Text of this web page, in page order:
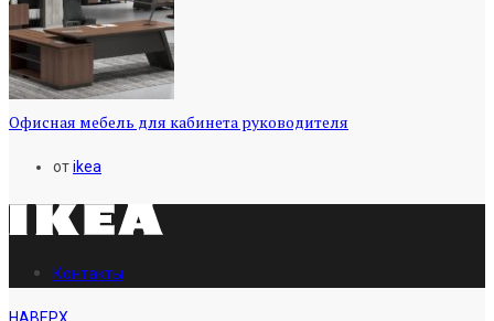
Офисная мебель для кабинета руководителя
отikea
Контакты
НАВЕРХ